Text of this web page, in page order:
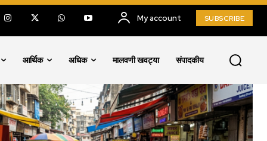
My account SUBSCRIBE
आर्थिक अधिक मालवणी खवट्या संपादकीय